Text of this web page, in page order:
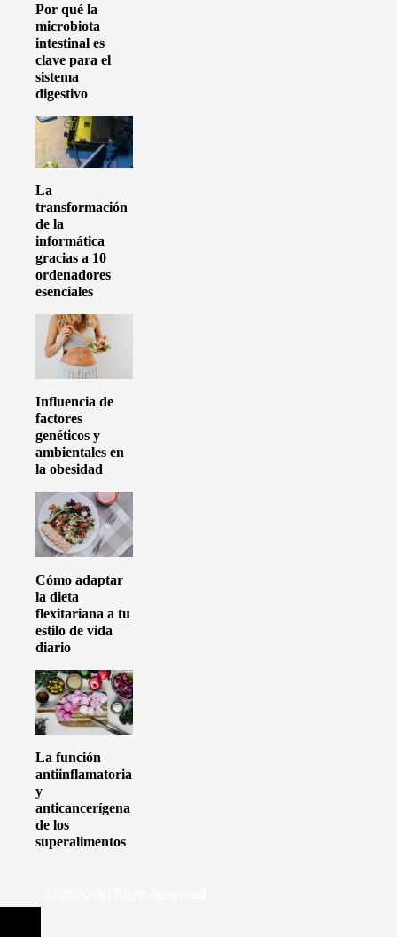
Por qué la
microbiota
intestinal es
clave para el
sistema
digestivo
La
transformación
de la
informática
gracias a 10
ordenadores
esenciales
Influencia de
factores
genéticos y
ambientales en
la obesidad
Cómo adaptar
la dieta
flexitariana a tu
estilo de vida
diario
La función
antiinflamatoria
y
anticancerígena
de los
superalimentos